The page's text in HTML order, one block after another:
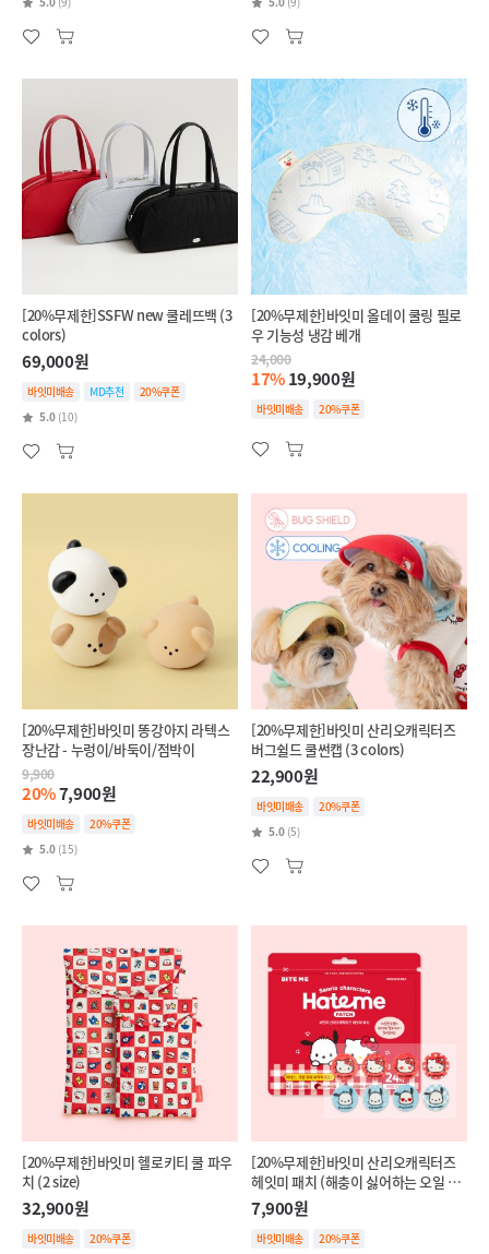
[20%무제한]SSFW new 쿨레뜨백 (3
colors)
69,000원
바잇미배송 MD추천
20%쿠폰
5.0 (10)
[20%무제한]바잇미 올데이 쿨링 필로
우 기능성 냉감 베개
24,000
17%19,900원
바잇미배송 20%쿠폰
[20%무제한]바잇미 똥강아지 라텍스
장난감 - 누렁이/바둑이/점박이
9,900
20%7,900원
바잇미배송
20%쿠폰
5.0 (15)
[20%무제한]바잇미 산리오캐릭터즈
버그쉴드 쿨썬캡 (3 colors)
22,900원
바잇미배송
20%쿠폰
5.0 (5)
[20%무제한]바잇미 헬로키티 쿨 파우
치 (2 size)
32,900원
바잇미배송
20%쿠폰
[20%무제한]바잇미 산리오캐릭터즈
헤잇미 패치 (해충이 싫어하는 오일 함
유)
7,900원
바잇미배송
20%쿠폰